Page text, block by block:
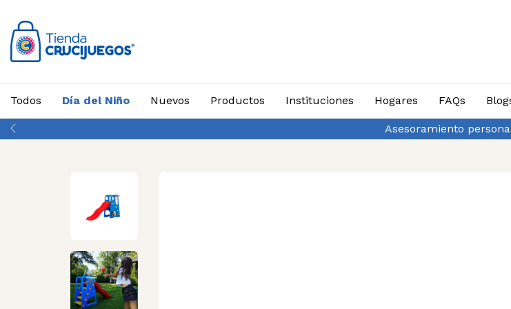
Asesoramiento
Todos Día del Niño Nuevos Productos Instituciones Hogares FAQs